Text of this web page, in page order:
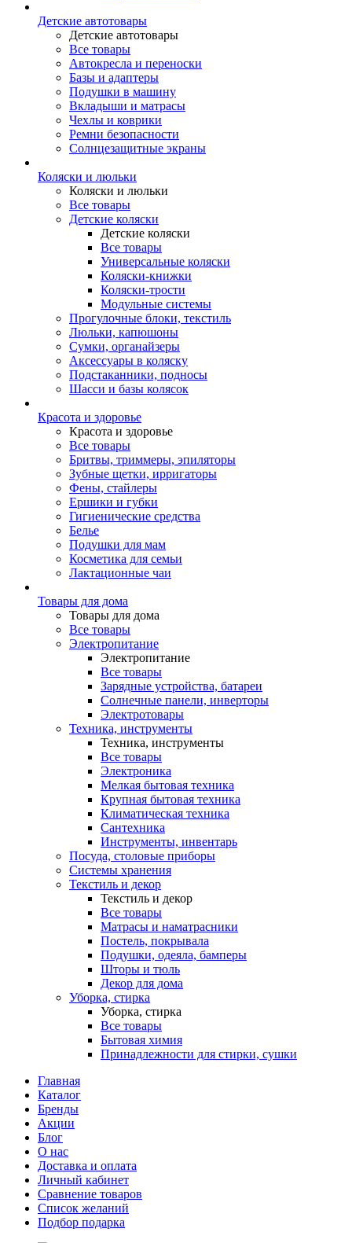
Детские автотовары
Детские автотовары
Все товары
Автокресла и переноски
Базы и адаптеры
Подушки в машину
Вкладыши и матрасы
Чехлы и коврики
Ремни безопасности
Солнцезащитные экраны
Коляски и люльки
Коляски и люльки
Все товары
Детские коляски
Детские коляски
Все товары
Универсальные коляски
Коляски-книжки
Коляски-трости
Модульные системы
Прогулочные блоки, текстиль
Люльки, капюшоны
Сумки, органайзеры
Аксессуары в коляску
Подстаканники, подносы
Шасси и базы колясок
Красота и здоровье
Красота и здоровье
Все товары
Бритвы, триммеры, эпиляторы
Зубные щетки, ирригаторы
Фены, стайлеры
Ершики и губки
Гигиенические средства
Белье
Подушки для мам
Косметика для семьи
Лактационные чаи
Товары для дома
Товары для дома
Все товары
Электропитание
Электропитание
Все товары
Зарядные устройства, батареи
Солнечные панели, инверторы
Электротовары
Техника, инструменты
Техника, инструменты
Все товары
Электроника
Мелкая бытовая техника
Крупная бытовая техника
Климатическая техника
Сантехника
Инструменты, инвентарь
Посуда, столовые приборы
Системы хранения
Текстиль и декор
Текстиль и декор
Все товары
Матрасы и наматрасники
Постель, покрывала
Подушки, одеяла, бамперы
Шторы и тюль
Декор для дома
Уборка, стирка
Уборка, стирка
Все товары
Бытовая химия
Принадлежности для стирки, сушки
Главная
Каталог
Бренды
Акции
Блог
О нас
Доставка и оплата
Личный кабинет
Сравнение товаров
Список желаний
Подбор подарка